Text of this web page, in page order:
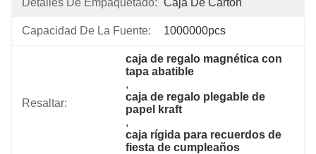
Detalles De Empaquetado: Caja De Cartón
Capacidad De La Fuente: 1000000pcs
Resaltar:
caja de regalo magnética con
tapa abatible
,
caja de regalo plegable de
papel kraft
,
caja rígida para recuerdos de
fiesta de cumpleaños